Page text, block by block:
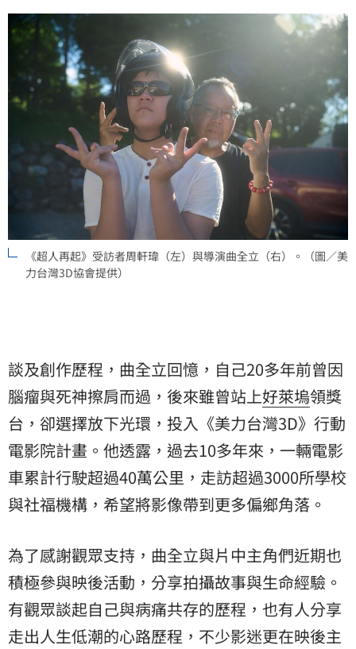
《超人再起》受訪者周軒瑋（左）與導演曲全立（右）。（圖／美
力台灣3D協會提供）
談及創作歷程，曲全立回憶，自己20多年前曾因
腦瘤與死神擦肩而過，後來雖曾站上好萊塢領獎
台，卻選擇放下光環，投入《美力台灣3D》行動
電影院計畫。他透露，過去10多年來，一輛電影
車累計行駛超過40萬公里，走訪超過3000所學校
與社福機構，希望將影像帶到更多偏鄉角落。
為了感謝觀眾支持，曲全立與片中主角們近期也
積極參與映後活動，分享拍攝故事與生命經驗。
有觀眾談起自己與病痛共存的歷程，也有人分享
走出人生低潮的心路歷程，不少影迷更在映後主